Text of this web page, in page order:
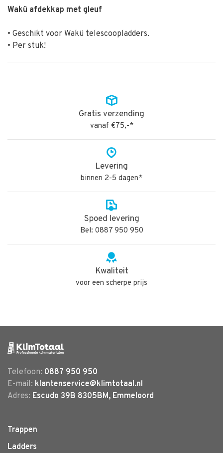
Wakü afdekkap met gleuf
• Geschikt voor Wakü telescoopladders.
• Per stuk!
Gratis verzending
vanaf €75,-*
Levering
binnen 2-5 dagen*
Spoed levering
Bel: 0887 950 950
Kwaliteit
voor een scherpe prijs
Telefoon: 0887 950 950
E-mail: klantenservice@klimtotaal.nl
Adres: Escudo 39B 8305BM, Emmeloord
Trappen
Ladders